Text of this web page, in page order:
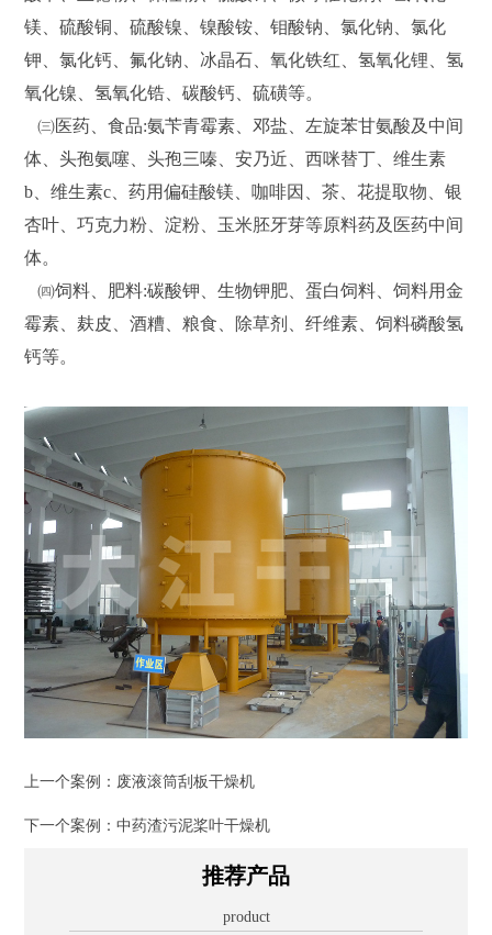
镁、硫酸铜、硫酸镍、镍酸铵、钼酸钠、氯化钠、氯化
钾、氯化钙、氟化钠、冰晶石、氧化铁红、氢氧化锂、氢
氧化镍、氢氧化锆、碳酸钙、硫磺等。
㈢医药、食品:氨苄青霉素、邓盐、左旋苯甘氨酸及中间
体、头孢氨噻、头孢三嗪、安乃近、西咪替丁、维生素
b、维生素c、药用偏硅酸镁、咖啡因、茶、花提取物、银
杏叶、巧克力粉、淀粉、玉米胚牙芽等原料药及医药中间
体。
㈣饲料、肥料:碳酸钾、生物钾肥、蛋白饲料、饲料用金
霉素、麸皮、酒糟、粮食、除草剂、纤维素、饲料磷酸氢
钙等。
上一个案例： 废液滚筒刮板干燥机
下一个案例：中药渣污泥桨叶干燥机
推荐产品
product